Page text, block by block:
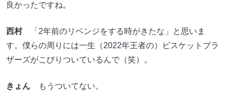
良かったですね。
西村「2年前のリベンジをする時がきたな」と思いま
す。僕らの周りには一生（2022年王者の）ビスケットブラ
ザーズがこびりついているんで（笑）。
きょん もうついてない。